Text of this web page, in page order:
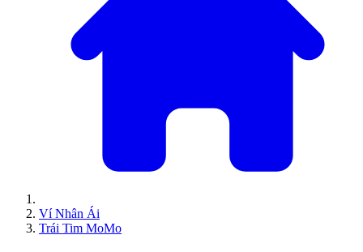
Ví Nhân Ái
Trái Tim MoMo